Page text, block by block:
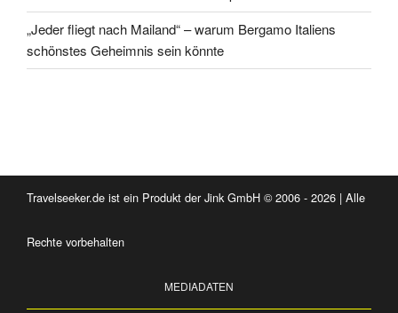
„Jeder fliegt nach Mailand“ – warum Bergamo Italiens
schönstes Geheimnis sein könnte
Travelseeker.de ist ein Produkt der Jink GmbH © 2006 - 2026 | Alle
Rechte vorbehalten
MEDIADATEN